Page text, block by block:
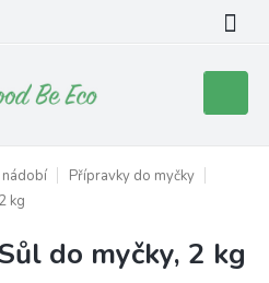
košík
Přípravky do myčky
kg
do myčky, 2 kg